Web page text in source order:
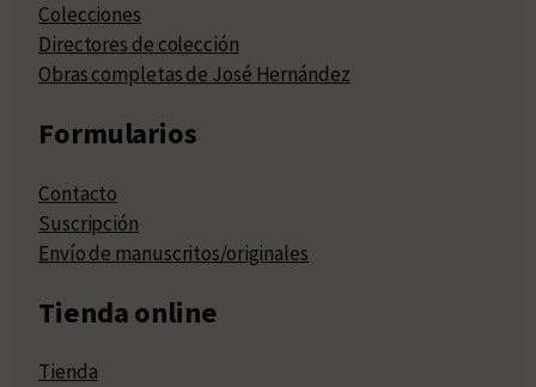
Colecciones
Directores de colección
Obras completas de José Hernández
Formularios
Contacto
Suscripción
Envío de manuscritos/originales
Tienda online
Tienda